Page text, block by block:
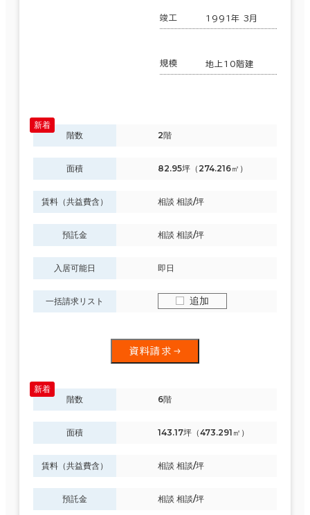
竣工 1991年 3月
規模 地上10階建
階数 2階
面積 82.95坪（274.216㎡）
賃料（共益費含） 相談 相談/坪
預託金 相談 相談/坪
入居可能日 即日
一括請求リスト 追加
資料請求
階数 6階
面積 143.17坪（473.291㎡）
賃料（共益費含） 相談 相談/坪
預託金 相談 相談/坪
217室(69棟)
この条件で検索する
階数
1階 2階以上
その他
駐車場設備あり
該当数
217室(69